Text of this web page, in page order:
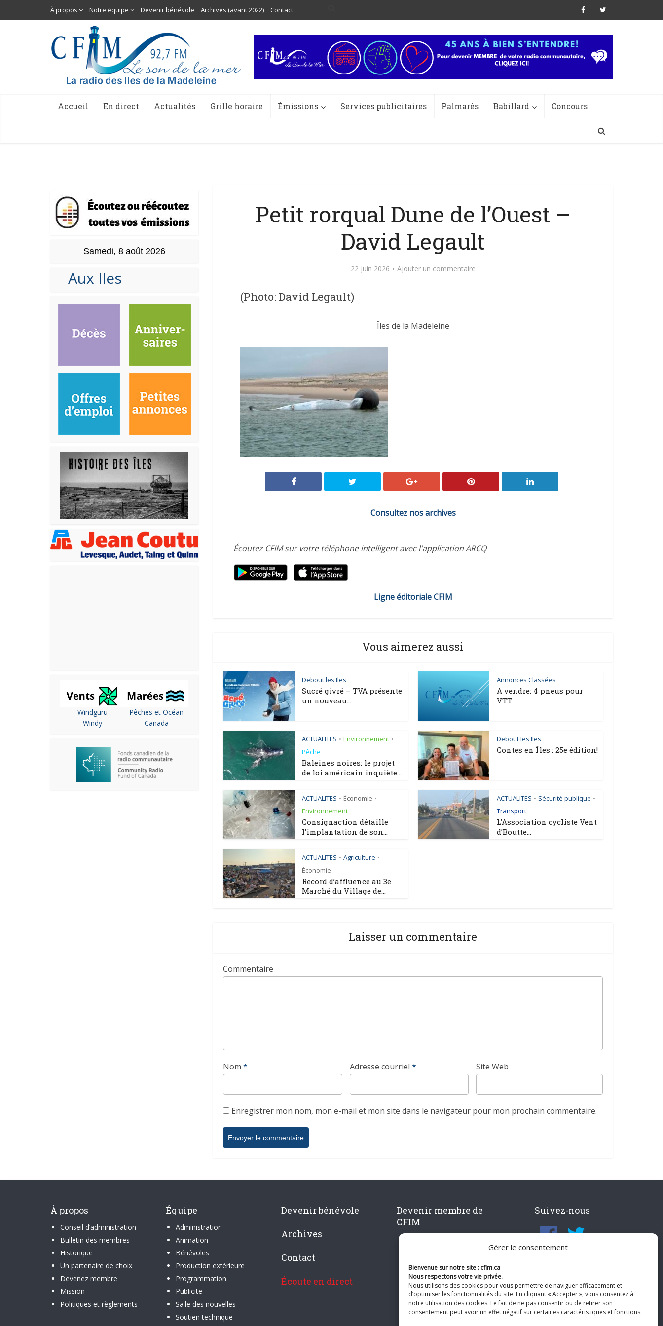
Gérer le consentement
Bienvenue sur notre site : cfim.ca
Nous respectons votre vie privée.
Nous utilisons des cookies pour vous permettre de naviguer efficacement et
d’optimiser les fonctionnalités du site. En cliquant « Accepter », vous consentez à
notre utilisation des cookies. Le fait de ne pas consentir ou de retirer son
consentement peut avoir un effet négatif sur certaines caractéristiques et fonctions.
À propos Notre équipe Devenir bénévole Archives (avant 2022) Contact
Accueil En direct Actualités Grille horaire Émissions Services publicitaires Palmarès Babillard Concours
Samedi, 8 août 2026
Aux Iles
Windguru
Windy
Pêches et Océan
Canada
Petit rorqual Dune de l’Ouest –
David Legault
22 juin 2026 Ajouter un commentaire
(Photo: David Legault)
Îles de la Madeleine
Consultez nos archives
Écoutez CFIM sur votre téléphone intelligent avec l'application ARCQ
Ligne éditoriale CFIM
Vous aimerez aussi
Debout les Iles
Sucré givré – TVA présente
un nouveau...
Annonces Classées
A vendre: 4 pneus pour
VTT
ACTUALITES • Environnement •
Pêche
Baleines noires: le projet
de loi américain inquiète...
Debout les Iles
Contes en Îles : 25e édition!
ACTUALITES • Économie •
Environnement
Consignaction détaille
l’implantation de son...
ACTUALITES • Sécurité publique •
Transport
L’Association cycliste Vent
d’Boutte...
ACTUALITES • Agriculture •
Économie
Record d’affluence au 3e
Marché du Village de...
Laisser un commentaire
Commentaire
Nom * Adresse courriel * Site Web
Enregistrer mon nom, mon e-mail et mon site dans le navigateur pour mon prochain commentaire.
À propos
Conseil d’administration
Bulletin des membres
Historique
Un partenaire de choix
Devenez membre
Mission
Politiques et règlements
Équipe
Administration
Animation
Bénévoles
Production extérieure
Programmation
Publicité
Salle des nouvelles
Soutien technique
Devenir bénévole
Archives
Contact
Écoute en direct
Devenir membre de
CFIM
Suivez-nous